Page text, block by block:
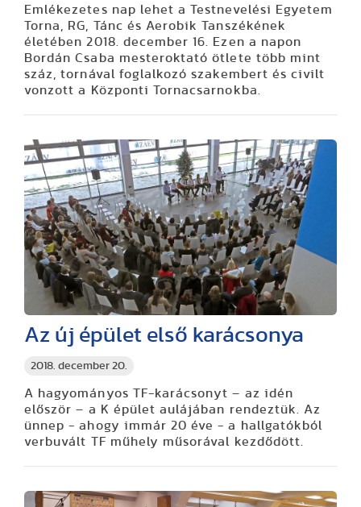
Emlékezetes nap lehet a Testnevelési Egyetem
Torna, RG, Tánc és Aerobik Tanszékének
életében 2018. december 16. Ezen a napon
Bordán Csaba mesteroktató ötlete több mint
száz, tornával foglalkozó szakembert és civilt
vonzott a Központi Tornacsarnokba.
2018. december 20.
Az új épület első karácsonya
A hagyományos TF-karácsonyt – az idén
először – a K épület aulájában rendeztük. Az
ünnep - ahogy immár 20 éve - a hallgatókból
verbuvált TF műhely műsorával kezdődött.